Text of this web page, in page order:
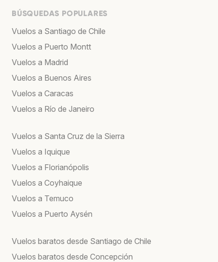
BÚSQUEDAS POPULARES
Vuelos a Santiago de Chile
Vuelos a Puerto Montt
Vuelos a Madrid
Vuelos a Buenos Aires
Vuelos a Caracas
Vuelos a Río de Janeiro
Vuelos a Santa Cruz de la Sierra
Vuelos a Iquique
Vuelos a Florianópolis
Vuelos a Coyhaique
Vuelos a Temuco
Vuelos a Puerto Aysén
Vuelos baratos desde Santiago de Chile
Vuelos baratos desde Concepción